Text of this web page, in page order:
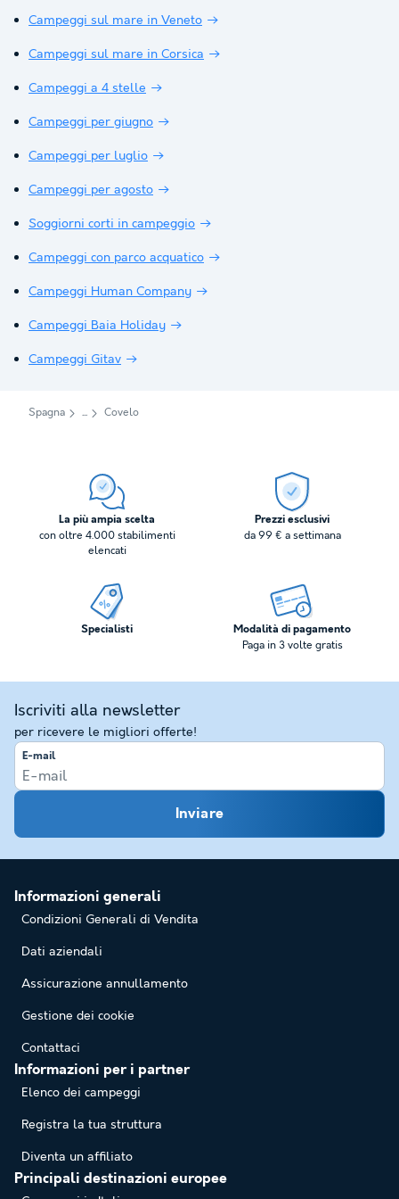
Campeggi sul mare in Veneto
Campeggi sul mare in Corsica
Campeggi a 4 stelle
Campeggi per giugno
Campeggi per luglio
Campeggi per agosto
Soggiorni corti in campeggio
Campeggi con parco acquatico
Campeggi Human Company
Campeggi Baia Holiday
Campeggi Gitav
Spagna Covelo
La più ampia scelta
con oltre 4.000 stabilimenti
elencati
Prezzi esclusivi
da 99 € a settimana
Specialisti Modalità di pagamento
Paga in 3 volte gratis
Iscriviti alla newsletter
per ricevere le migliori offerte!
E-mail
Inviare
Informazioni generali
Condizioni Generali di Vendita
Dati aziendali
Assicurazione annullamento
Gestione dei cookie
Contattaci
Informazioni per i partner
Elenco dei campeggi
Registra la tua struttura
Diventa un affiliato
Principali destinazioni europee